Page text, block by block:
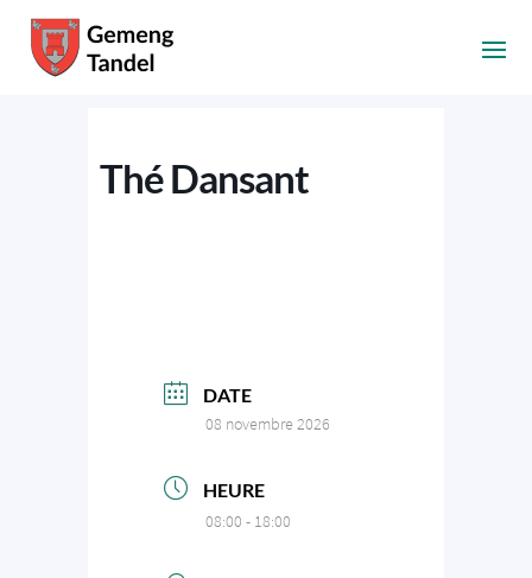
Thé Dansant
DATE
08 novembre 2026
HEURE
08:00 - 18:00